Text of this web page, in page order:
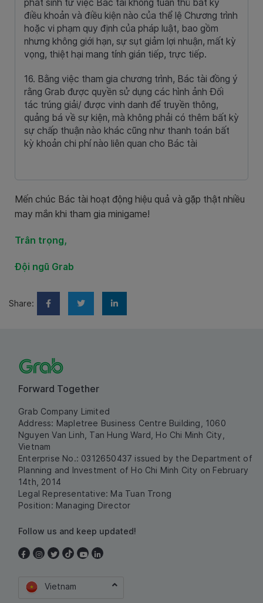
phát sinh từ việc Bác tài không tuân thủ bất kỳ
điều khoản và điều kiện nào của thể lệ Chương trình
hoặc vi phạm quy định của pháp luật, bao gồm
nhưng không giới hạn, sự sụt giảm lợi nhuận, mất kỳ
vọng, thiệt hại mang tính gián tiếp, trực tiếp.
16. Bằng việc tham gia chương trình, Bác tài đồng ý
rằng Grab được quyền sử dụng các hình ảnh Đối
tác trúng giải/ được vinh danh để truyền thông,
quảng bá về sự kiện, mà không phải có thêm bất kỳ
sự chấp thuận nào khác cũng như thanh toán bất
kỳ khoản chi phí nào liên quan cho Bác tài
Mến chúc Bác tài hoạt động hiệu quả và gặp thật nhiều
may mắn khi tham gia minigame!
Trân trọng,
Đội ngũ Grab
Share:
Forward Together
Grab Company Limited
Address: Mapletree Business Centre Building, 1060
Nguyen Van Linh, Tan Hung Ward, Ho Chi Minh City,
Vietnam
Enterprise No.: 0312650437 issued by the Department of
Planning and Investment of Ho Chi Minh City on February
14th, 2014
Legal Representative: Ma Tuan Trong
Position: Managing Director
Follow us and keep updated!
Vietnam